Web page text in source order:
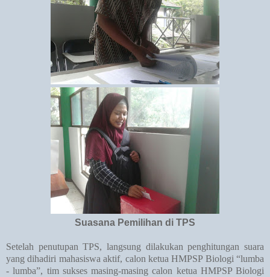
Suasana Pemilihan di TPS
Setelah penutupan TPS, langsung dilakukan penghitungan suara
yang dihadiri mahasiswa aktif, calon ketua HMPSP Biologi “lumba
- lumba”, tim sukses masing-masing calon ketua HMPSP Biologi